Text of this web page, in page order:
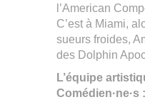
l’American
C’est à Miami,
sueurs froides,
des Dolphin
L’équipe